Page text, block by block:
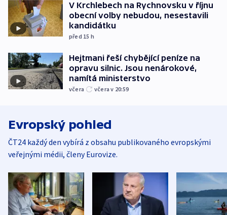
V Krchlebech na Rychnovsku v říjnu
obecní volby nebudou, nesestavili
kandidátku
před 15 h
Hejtmani řeší chybějící peníze na
opravu silnic. Jsou nenárokové,
namítá ministerstvo
včera včera v 20:59
Evropský pohled
ČT24 každý den vybírá z obsahu publikovaného evropskými
veřejnými médii, členy Eurovize.